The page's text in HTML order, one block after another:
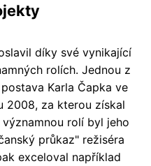
díky své vynikající
rolích. Jednou z
Karla Čapka ve
2008, za kterou získal
rolí byl jeho
průkaz" režiséra
exceloval například